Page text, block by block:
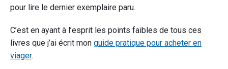
pour lire le dernier exemplaire paru.
C’est en ayant à l’esprit les points faibles de tous ces
livres que j’ai écrit mon guide pratique pour acheter en
viager.